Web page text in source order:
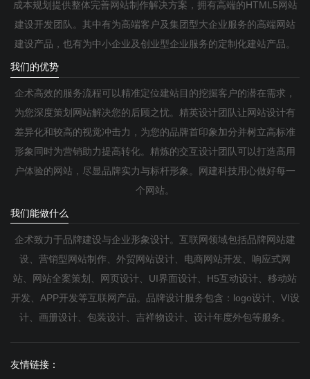
成本规划提供整体完善网站制作解决方案，拥有高端的HTML5网站
建设开发团队。其中有为高端客户及集团型大企业服务的高端网站
建设产品，也有为中小企业及创业型企业服务的定制化建站产品。
我们的优势
企术高效的服务流程可以精准定位建站目的挖掘客户的潜在需求，
为您深度策划网站解决您的后顾之忧。精英设计团队让网站设计有
差异化和较高的视觉冲击力，为您的品牌首印象加分并树立高标准
形象同时为营销助力提高转化。精炼的交互设计团队可以打造高用
户体验的网站，尽显品牌实力与标杆形象。网建科技用心做好每一
个网站。
我们能做什么
企术致力于品牌建设与企业形象设计。互联网领域包括品牌网站建
设、营销型网站制作、外贸网站设计、电商网站开发、响应式网
站、网站全案策划、网页设计、UI界面设计、H5互动设计、移动站
开发、APP开发等互联网产品。品牌设计服务包含：logo设计、VI设
计、画册设计、包装设计、吉祥物设计、设计年度外包等服务。
友情链接：